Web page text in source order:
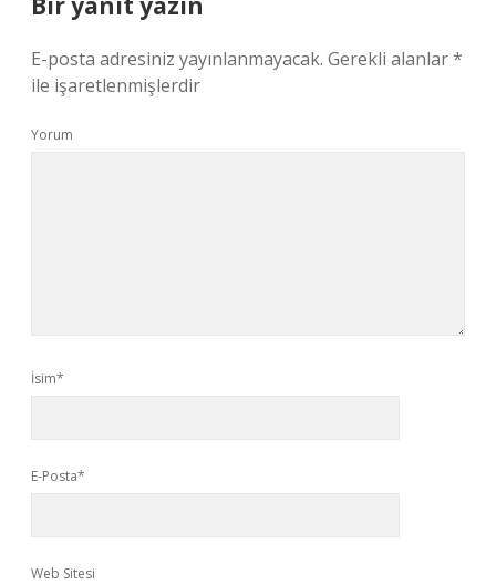
E-posta adresiniz yayınlanmayacak. Gerekli alanlar*
ile işaretlenmişlerdir
Yorum
İsim*
E-Posta*
Web Sitesi